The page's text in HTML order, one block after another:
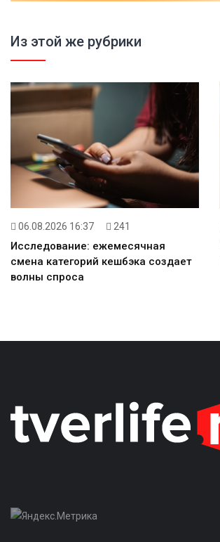
Из этой же рубрики
06.08.2026 16:37 241
Исследование: ежемесячная
смена категорий кешбэка создает
волны спроса